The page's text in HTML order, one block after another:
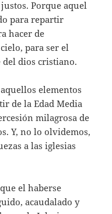
Porque aquel
para repartir
hacer de
para ser el
dios cristiano.
elementos
de la Edad Media
milagrosa de
Y, no lo olvidemos,
a las iglesias
el haberse
acaudalado y